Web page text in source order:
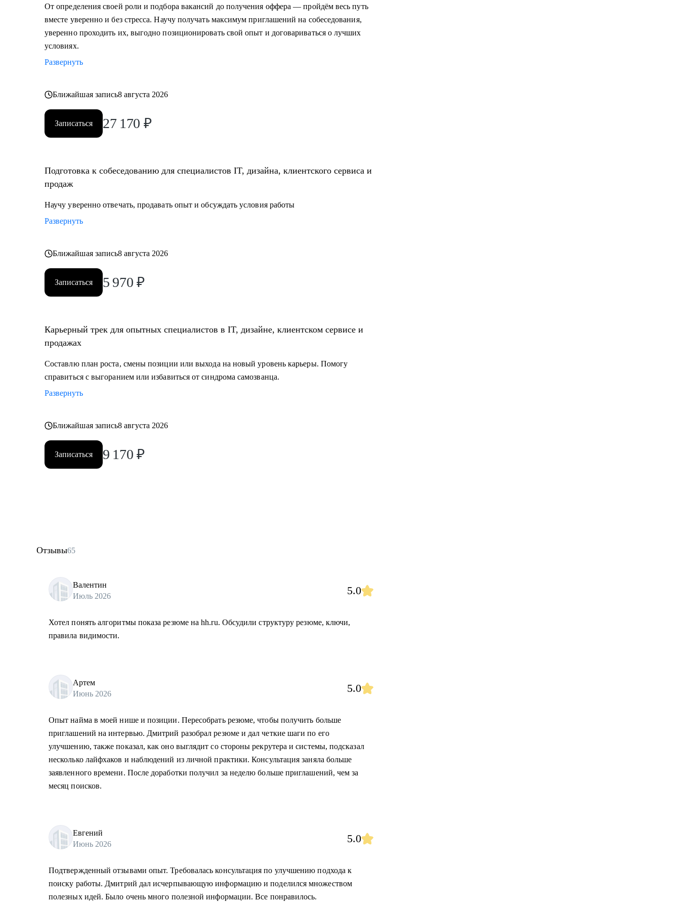
• Узнать, как попасть в ТОП компанию и расти в ней;
• Составить индивидуальный план развития;
Кому могу помочь:
• Тем, у кого уже есть опыт, но кто хочет быстро расти в IT и Digital или клиентском сервисе и
продажах;
От определения своей роли и подбора вакансий до получения оффера — пройдём весь путь
вместе уверенно и без стресса. Научу получать максимум приглашений на собеседования,
уверенно проходить их, выгодно позиционировать свой опыт и договариваться о лучших
условиях.
Развернуть
Ближайшая запись8 августа 2026
Записаться 27 170 ₽
Подготовка к собеседованию для специалистов IT, дизайна, клиентского сервиса и
продаж
Научу уверенно отвечать, продавать опыт и обсуждать условия работы
Развернуть
Ближайшая запись8 августа 2026
Записаться 5 970 ₽
Карьерный трек для опытных специалистов в IT, дизайне, клиентском сервисе и
продажах
Составлю план роста, смены позиции или выхода на новый уровень карьеры. Помогу
справиться с выгоранием или избавиться от синдрома самозванца.
Развернуть
Ближайшая запись8 августа 2026
Записаться 9 170 ₽
Отзывы65
Валентин
Июль 2026
5.0
Хотел понять алгоритмы показа резюме на hh.ru. Обсудили структуру резюме, ключи,
правила видимости.
Артем
Июнь 2026
5.0
Опыт найма в моей нише и позиции. Пересобрать резюме, чтобы получить больше
приглашений на интервью. Дмитрий разобрал резюме и дал четкие шаги по его
улучшению, также показал, как оно выглядит со стороны рекрутера и системы, подсказал
несколько лайфхаков и наблюдений из личной практики. Консультация заняла больше
заявленного времени. После доработки получил за неделю больше приглашений, чем за
месяц поисков.
Евгений
Июнь 2026
5.0
Подтвержденный отзывами опыт. Требовалась консультация по улучшению подхода к
поиску работы. Дмитрий дал исчерпывающую информацию и поделился множеством
полезных идей. Было очень много полезной информации. Все понравилось.